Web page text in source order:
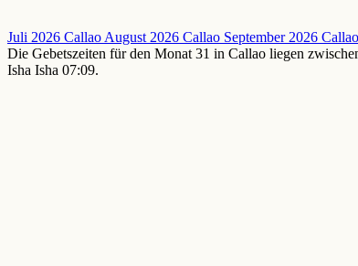
Juli 2026 Callao August 2026 Callao September 2026 Callao
Die Gebetszeiten für den Monat 31 in Callao liegen
Isha Isha 07:09.